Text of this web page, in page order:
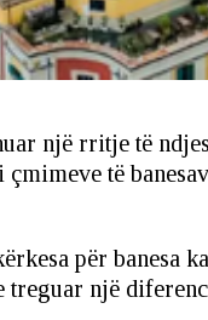
një rritje të
të
për banesa
një